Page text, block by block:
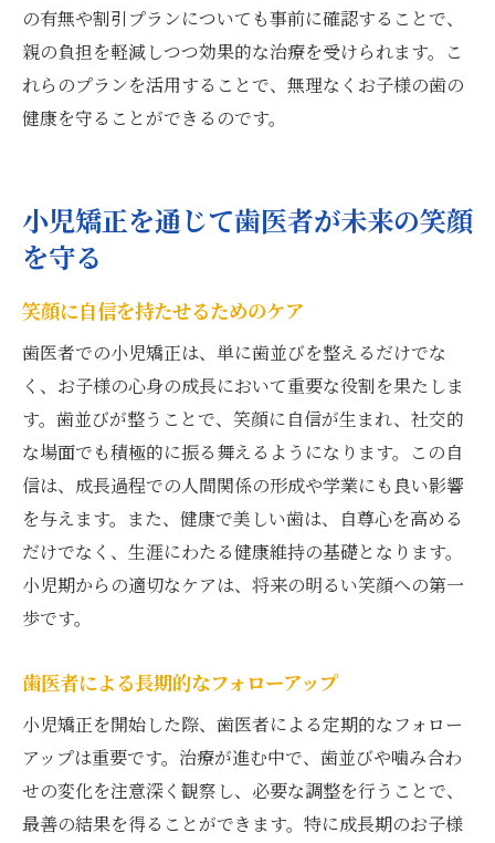
の有無や割引プランについても事前に確認することで、
親の負担を軽減しつつ効果的な治療を受けられます。こ
れらのプランを活用することで、無理なくお子様の歯の
健康を守ることができるのです。
小児矯正を通じて歯医者が未来の笑顔
を守る
笑顔に自信を持たせるためのケア
歯医者での小児矯正は、単に歯並びを整えるだけでな
く、お子様の心身の成長において重要な役割を果たしま
す。歯並びが整うことで、笑顔に自信が生まれ、社交的
な場面でも積極的に振る舞えるようになります。この自
信は、成長過程での人間関係の形成や学業にも良い影響
を与えます。また、健康で美しい歯は、自尊心を高める
だけでなく、生涯にわたる健康維持の基礎となります。
小児期からの適切なケアは、将来の明るい笑顔への第一
歩です。
歯医者による長期的なフォローアップ
小児矯正を開始した際、歯医者による定期的なフォロー
アップは重要です。治療が進む中で、歯並びや噛み合わ
せの変化を注意深く観察し、必要な調整を行うことで、
最善の結果を得ることができます。特に成長期のお子様